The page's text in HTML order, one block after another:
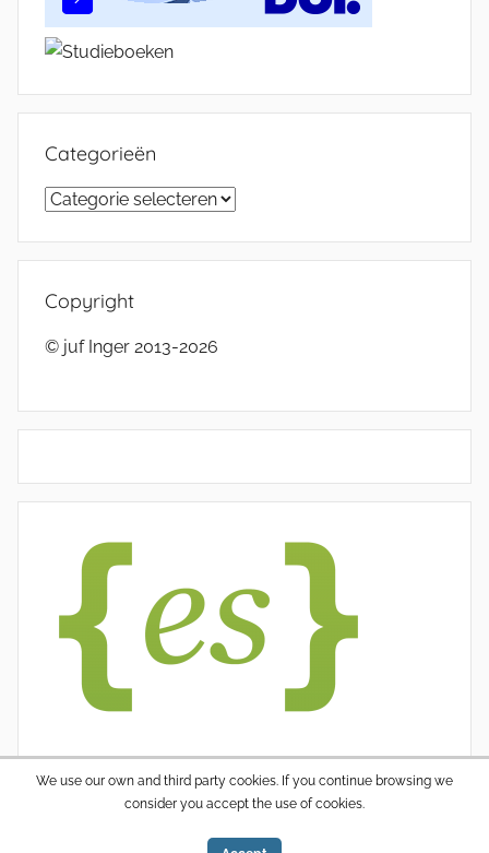
Categorieën
Categorieën
Copyright
© juf Inger 2013-2026
We use our own and third party cookies. If you continue browsing we
consider you accept the use of cookies.